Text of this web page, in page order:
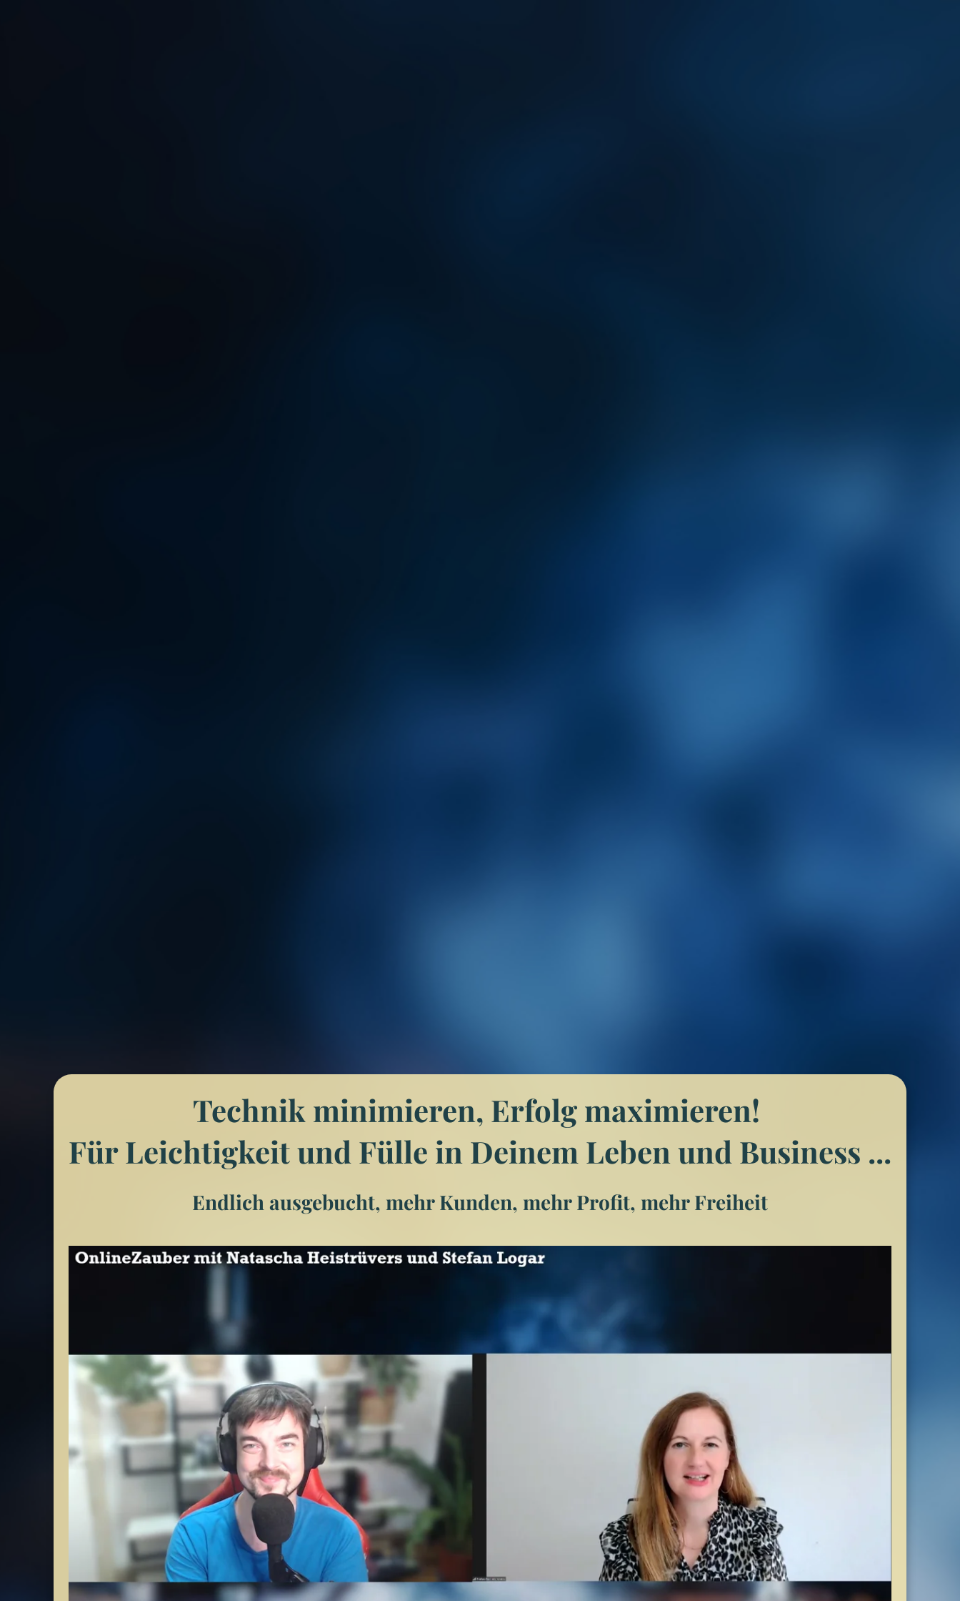
Technik minimieren, Erfolg maximieren!
Für Leichtigkeit und Fülle in Deinem Leben und Business ...
Endlich ausgebucht, mehr Kunden, mehr Profit, mehr Freiheit